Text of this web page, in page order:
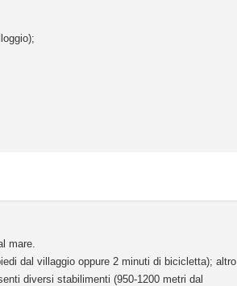
mare.
dal villaggio oppure 2 minuti di bicicletta); altro
diversi stabilimenti (950-1200 metri dal